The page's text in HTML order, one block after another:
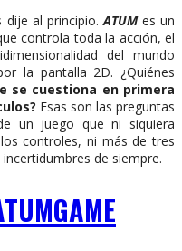
al principio. ATUMes un
controla toda la acción, el
del mundo
la pantalla 2D. ¿Quiénes
se cuestiona en primera
Esas son las preguntas
un juego que ni siquiera
controles, ni más de tres
de siempre.